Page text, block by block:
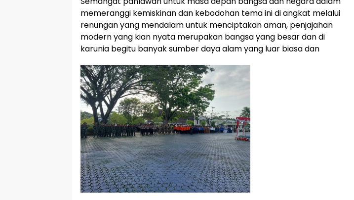
memeranggi kemiskinan dan kebodohan tema ini di angkat melalui
renungan yang mendalam untuk menciptakan aman, penjajahan
modern yang kian nyata merupakan bangsa yang besar dan di
karunia begitu banyak sumber daya alam yang luar biasa dan